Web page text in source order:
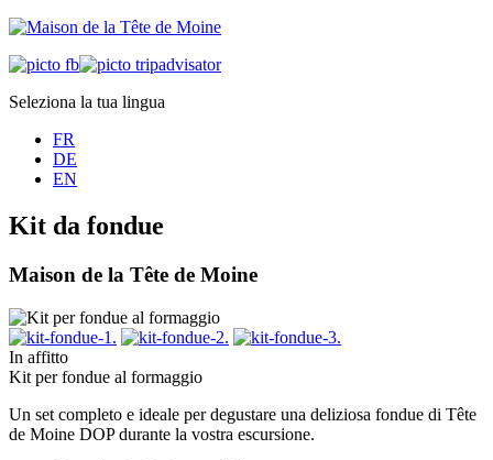
Seleziona la tua lingua
FR
DE
EN
Kit da fondue
Maison de la Tête de Moine
In affitto
Kit per fondue al formaggio
Un set completo e ideale per degustare una deliziosa fondue di Tête
de Moine DOP durante la vostra escursione.